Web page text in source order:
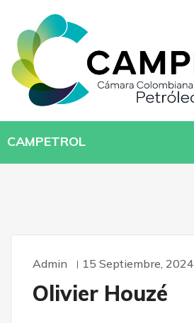
Admin 15 Septiembre, 2024
Olivier Houzé